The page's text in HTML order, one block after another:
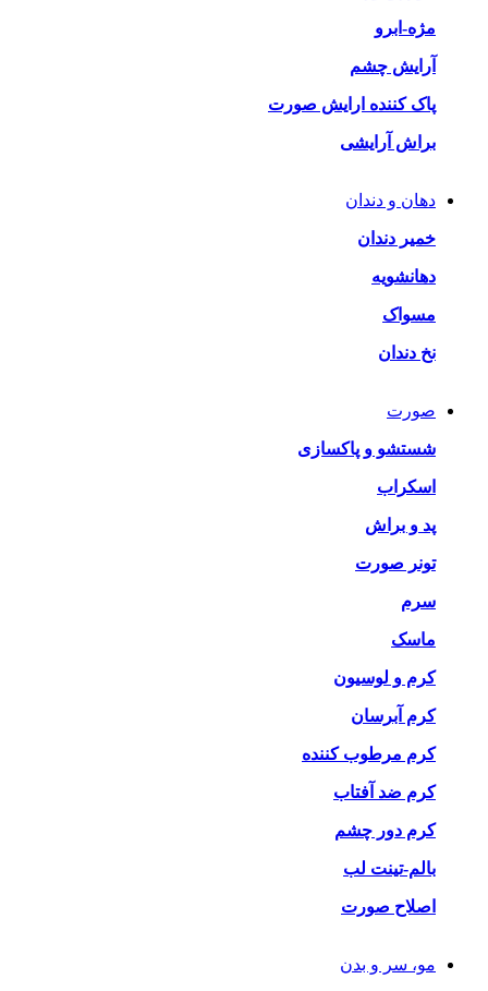
مژه-ابرو
آرایش چشم
پاک کننده ارایش صورت
براش آرایشی
دهان و دندان
خمیر دندان
دهانشویه
مسواک
نخ دندان
صورت
شستشو و پاکسازی
اسکراب
پد و براش
تونر صورت
سرم
ماسک
کرم و لوسیون
کرم آبرسان
کرم مرطوب کننده
کرم ضد آفتاب
کرم دور چشم
بالم-تینت لب
اصلاح صورت
مو، سر و بدن